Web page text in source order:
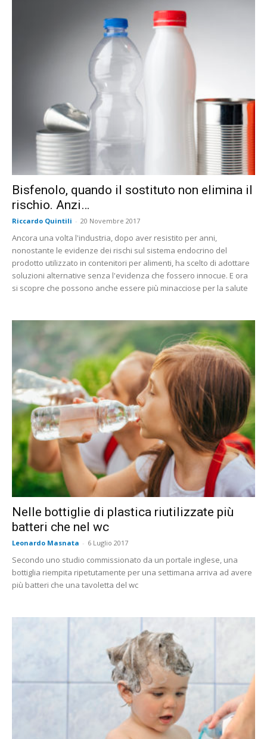
Bisfenolo, quando il sostituto non elimina il
rischio. Anzi…
Riccardo Quintili - 20 Novembre 2017
Ancora una volta l'industria, dopo aver resistito per anni,
nonostante le evidenze dei rischi sul sistema endocrino del
prodotto utilizzato in contenitori per alimenti, ha scelto di adottare
soluzioni alternative senza l'evidenza che fossero innocue. E ora
si scopre che possono anche essere più minacciose per la salute
Nelle bottiglie di plastica riutilizzate più
batteri che nel wc
Leonardo Masnata - 6 Luglio 2017
Secondo uno studio commissionato da un portale inglese, una
bottiglia riempita ripetutamente per una settimana arriva ad avere
più batteri che una tavoletta del wc